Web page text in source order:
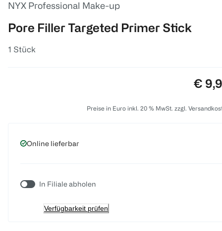
NYX Professional Make-up
Pore Filler Targeted Primer Stick
1 Stück
€
Preise in Euro inkl. 20 % MwSt. zzgl.
Online lieferbar
In Filiale abholen
Verfügbarkeit prüfen